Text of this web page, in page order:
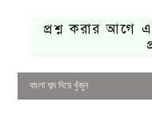
প্রশ্ন করার আগে